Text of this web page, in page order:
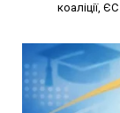
коаліції,